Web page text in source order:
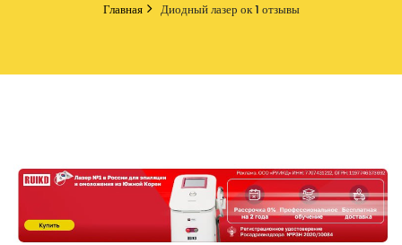
Главная Диодный лазер ок 1 отзывы